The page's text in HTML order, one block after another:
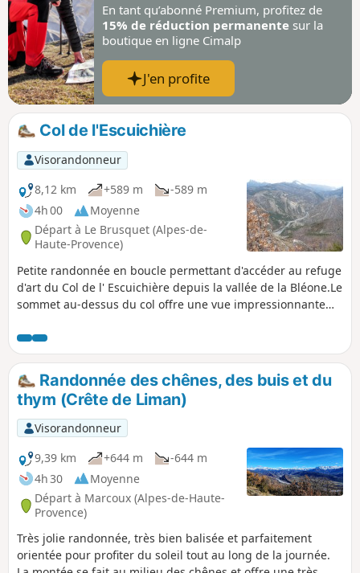
En tant qu’abonné Premium, profitez de
15% de réduction permanente sur la
boutique en ligne Cimalp
J'en profite
Col de l'Escuichière
Visorandonneur
8,12 km
+589 m
-589 m
4h 00
Moyenne
Départ à Le Brusquet (Alpes-de-
Haute-Provence)
Petite randonnée en boucle permettant d'accéder au refuge
d'art du Col de l' Escuichière depuis la vallée de la Bléone.Le
sommet au-dessus du col offre une vue impressionnante
Randonnée des chênes, des buis et du
thym (Crête de Liman)
Visorandonneur
9,39 km
+644 m
-644 m
4h 30
Moyenne
Départ à Marcoux (Alpes-de-Haute-
Provence)
Très jolie randonnée, très bien balisée et parfaitement
orientée pour profiter du soleil tout au long de la journée.